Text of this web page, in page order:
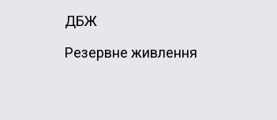
ДБЖ
Резервне живлення